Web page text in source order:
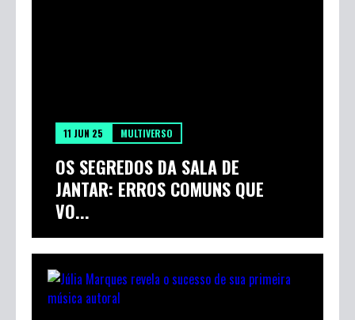
11 JUN 25 MULTIVERSO
OS SEGREDOS DA SALA DE
JANTAR: ERROS COMUNS QUE
VO...